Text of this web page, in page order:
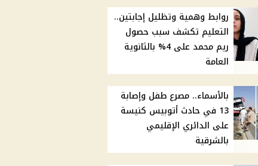
روابط وهمية وتظليل إجابتين..
التعليم تكشف سبب حصول
ريم محمد على 4% بالثانوية
العامة
بالأسماء.. مصرع طفل وإصابة
13 في حادث أتوبيس كنيسة
على الدائري الإقليمي
بالشرقية